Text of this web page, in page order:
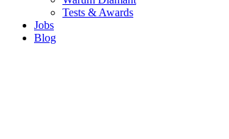
Tests & Awards
Jobs
Blog